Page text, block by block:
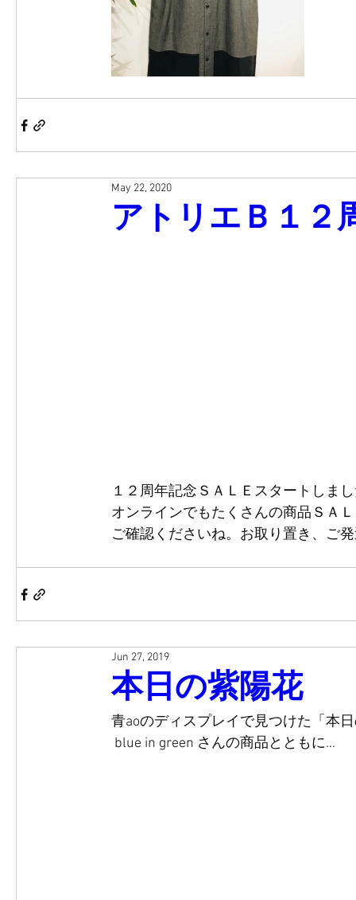
アトリエＢ１２
May 22, 2020
１２周年記念ＳＡＬＥスタートしま
オンラインでもたくさんの商品ＳＡ
ご確認くださいね。お取り置き、ご
本日の紫陽花
Jun 27, 2019
青aoのディスプレイで見つけた「本
blue in green さんの商品とともに...